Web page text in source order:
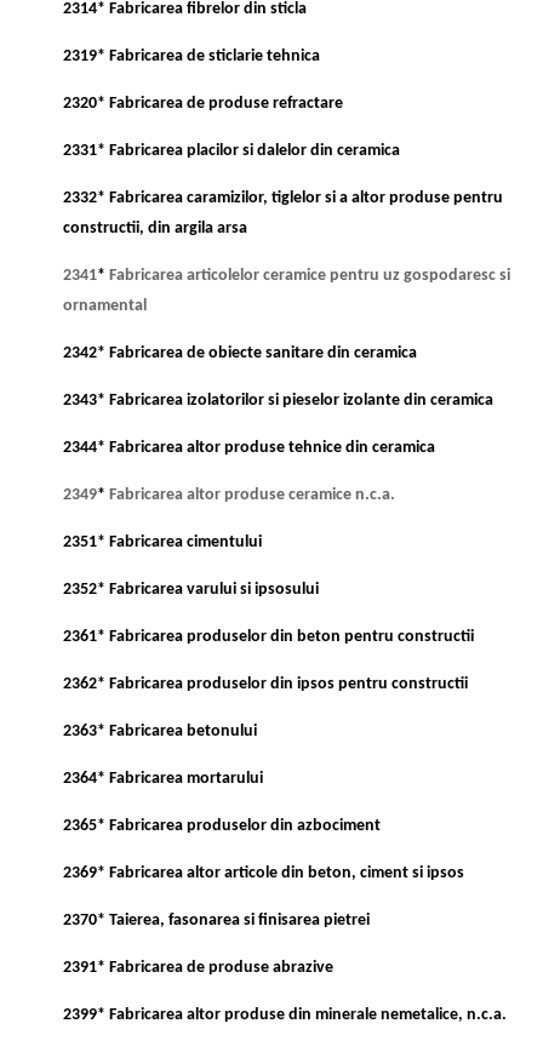
2314* Fabricarea fibrelor din sticla
2319* Fabricarea de sticlarie tehnica
2320* Fabricarea de produse refractare
2331* Fabricarea placilor si dalelor din ceramica
2332* Fabricarea caramizilor, tiglelor si a altor produse pentru
constructii, din argila arsa
2341* Fabricarea articolelor ceramice pentru uz gospodaresc si
ornamental
2342* Fabricarea de obiecte sanitare din ceramica
2343* Fabricarea izolatorilor si pieselor izolante din ceramica
2344* Fabricarea altor produse tehnice din ceramica
2349* Fabricarea altor produse ceramice n.c.a.
2351* Fabricarea cimentului
2352* Fabricarea varului si ipsosului
2361* Fabricarea produselor din beton pentru constructii
2362* Fabricarea produselor din ipsos pentru constructii
2363* Fabricarea betonului
2364* Fabricarea mortarului
2365* Fabricarea produselor din azbociment
2369* Fabricarea altor articole din beton, ciment si ipsos
2370* Taierea, fasonarea si finisarea pietrei
2391* Fabricarea de produse abrazive
2399* Fabricarea altor produse din minerale nemetalice, n.c.a.